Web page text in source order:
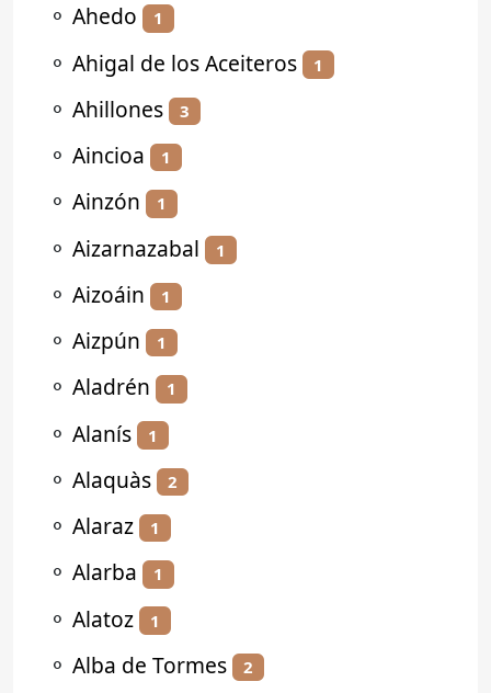
⚬ Ahedo 1
⚬ Ahigal de los Aceiteros 1
⚬ Ahillones 3
⚬ Aincioa 1
⚬ Ainzón 1
⚬ Aizarnazabal 1
⚬ Aizoáin 1
⚬ Aizpún 1
⚬ Aladrén 1
⚬ Alanís 1
⚬ Alaquàs 2
⚬ Alaraz 1
⚬ Alarba 1
⚬ Alatoz 1
⚬ Alba de Tormes 2